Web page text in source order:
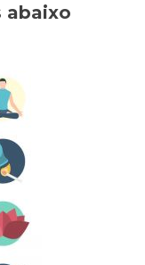
abaixo